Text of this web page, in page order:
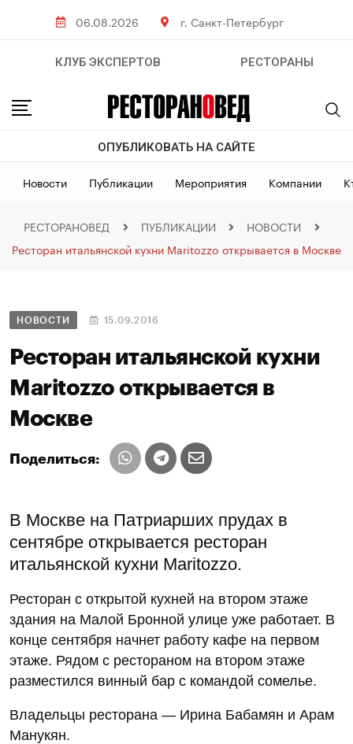
06.08.2026 г. Санкт-Петербург
КЛУБ ЭКСПЕРТОВ РЕСТОРАНЫ
ОПУБЛИКОВАТЬ НА САЙТЕ
Новости Публикации Мероприятия Компании
РЕСТОРАНОВЕД ПУБЛИКАЦИИ
НОВОСТИ
Ресторан итальянской кухни Maritozzo открывается в Москве
НОВОСТИ 15.09.2016
Ресторан итальянской кухни
Maritozzo открывается в
Москве
Поделиться:
В Москве на Патриарших прудах в
сентябре открывается ресторан
итальянской кухни Maritozzo.
Ресторан с открытой кухней на втором этаже
здания на Малой Бронной улице уже работает. В
конце сентября начнет работу кафе на первом
этаже. Рядом с рестораном на втором этаже
разместился винный бар с командой сомелье.
Владельцы ресторана — Ирина Бабамян и Арам
Манукян.